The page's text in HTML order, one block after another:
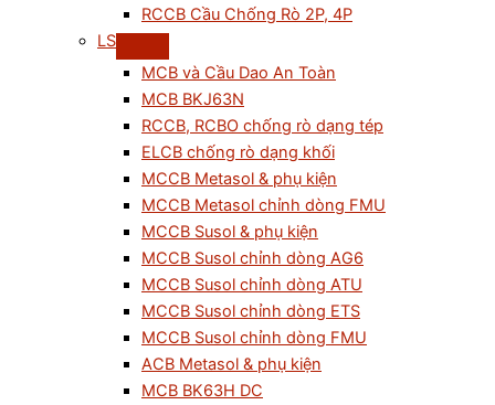
RCCB Cầu Chống Rò 2P, 4P
LS
MCB và Cầu Dao An Toàn
MCB BKJ63N
RCCB, RCBO chống rò dạng tép
ELCB chống rò dạng khối
MCCB Metasol & phụ kiện
MCCB Metasol chỉnh dòng FMU
MCCB Susol & phụ kiện
MCCB Susol chỉnh dòng AG6
MCCB Susol chỉnh dòng ATU
MCCB Susol chỉnh dòng ETS
MCCB Susol chỉnh dòng FMU
ACB Metasol & phụ kiện
MCB BK63H DC